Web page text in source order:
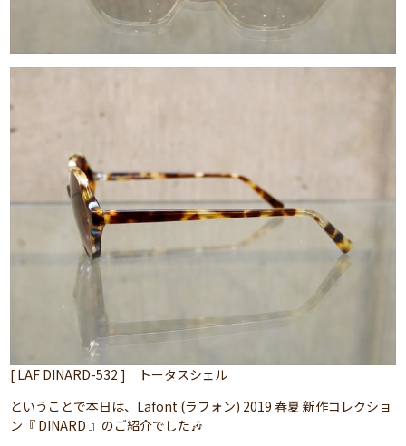
[ LAF DINARD-532 ] トータスシェル
ということで本日は、Lafont (ラフォン) 2019 春夏 新作コレクショ
ン『 DINARD 』のご紹介でした🎶